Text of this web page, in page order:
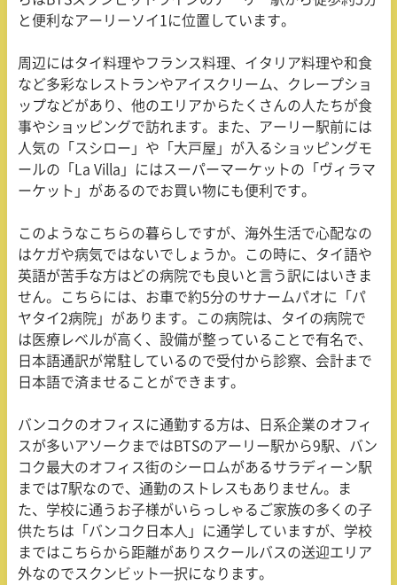
と便利なアーリーソイ 1 に位置しています。
周辺にはタイ料理やフランス料理、イタリア料理や和食
など多彩なレストランやアイスクリーム、クレープショ
ップなどがあり、他のエリアからたくさんの人たちが食
事やショッピングで訪れます。また、アーリー駅前には
人気の「スシロー」や「大戸屋」が入るショッピングモ
ールの「
La Villa 」にはスーパーマーケットの「ヴィラマ
ーケット」があるのでお買い物にも便利です。
このようなこちらの暮らしですが、海外生活で心配なの
はケガや病気ではないでしょうか。この時に、タイ語や
英語が苦手な方はどの病院でも良いと言う訳にはいきま
せん。こちらには、お車で約5分のサナームパオに「パ
ヤタイ2病院」があります。この病院は、タイの病院で
は医療レベルが高く、設備が整っていることで有名で、
日本語通訳が常駐しているので受付から診察、会計まで
日本語で済ませることができます。
バンコクのオフィスに通勤する方は、日系企業のオフィ
スが多いアソークまでは BTSのアーリー駅から9駅、バン
コク最大のオフィス街のシーロムがあるサラディーン駅
までは7駅なので、通勤のストレスもありません。ま
た、学校に通うお子様がいらっしゃるご家族の多くの子
供たちは「バンコク日本人」に通学していますが、学校
まではこちらから距離がありスクールバスの送迎エリア
外なのでスクンビット一択になります。